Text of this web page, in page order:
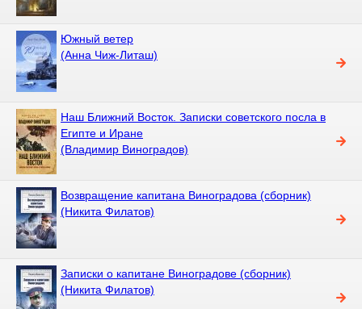
Южный ветер
(Анна Чиж-Литаш)
Наш Ближний Восток. Записки советского посла в
Египте и Иране
(Владимир Виноградов)
Возвращение капитана Виноградова (сборник)
(Никита Филатов)
Записки о капитане Виноградове (сборник)
(Никита Филатов)